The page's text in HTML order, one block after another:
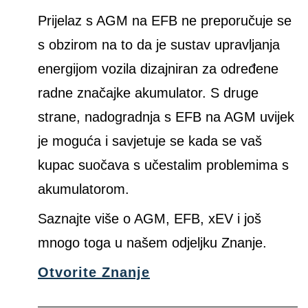
Prijelaz s AGM na EFB ne preporučuje se
s obzirom na to da je sustav upravljanja
energijom vozila dizajniran za određene
radne značajke akumulator. S druge
strane, nadogradnja s EFB na AGM uvijek
je moguća i savjetuje se kada se vaš
kupac suočava s učestalim problemima s
akumulatorom.
Saznajte više o AGM, EFB, xEV i još
mnogo toga u našem odjeljku Znanje.
Otvorite Znanje